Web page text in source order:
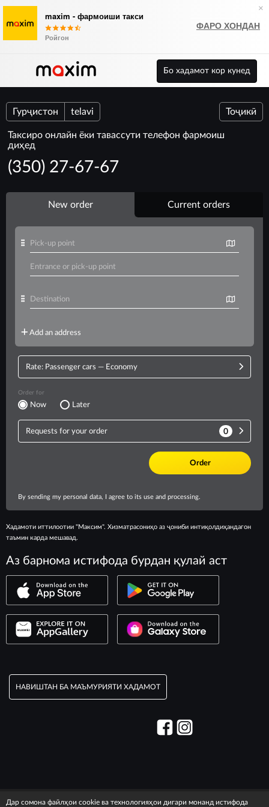
×
maxim - фармоиши такси
Ройгон
ФАРО ХОНДАН
Бо хадамот кор кунед
Гурҷистон telavi Тоҷикӣ
Таксиро онлайн ёки тавассути телефон фармоиш
диҳед
(350) 27-67-67
Хадамоти иттилоотии "Максим". Хизматрасониҳо аз ҷониби интиқолдиҳандагон
таъмин карда мешавад.
Аз барнома истифода бурдан қулай аст
НАВИШТАН БА МАЪМУРИЯТИ ХАДАМОТ
Дар сомона файлҳои cookie ва технологияҳои дигари монанд истифода